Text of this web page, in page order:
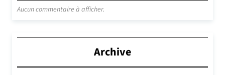
Aucun commentaire à afficher.
Archive